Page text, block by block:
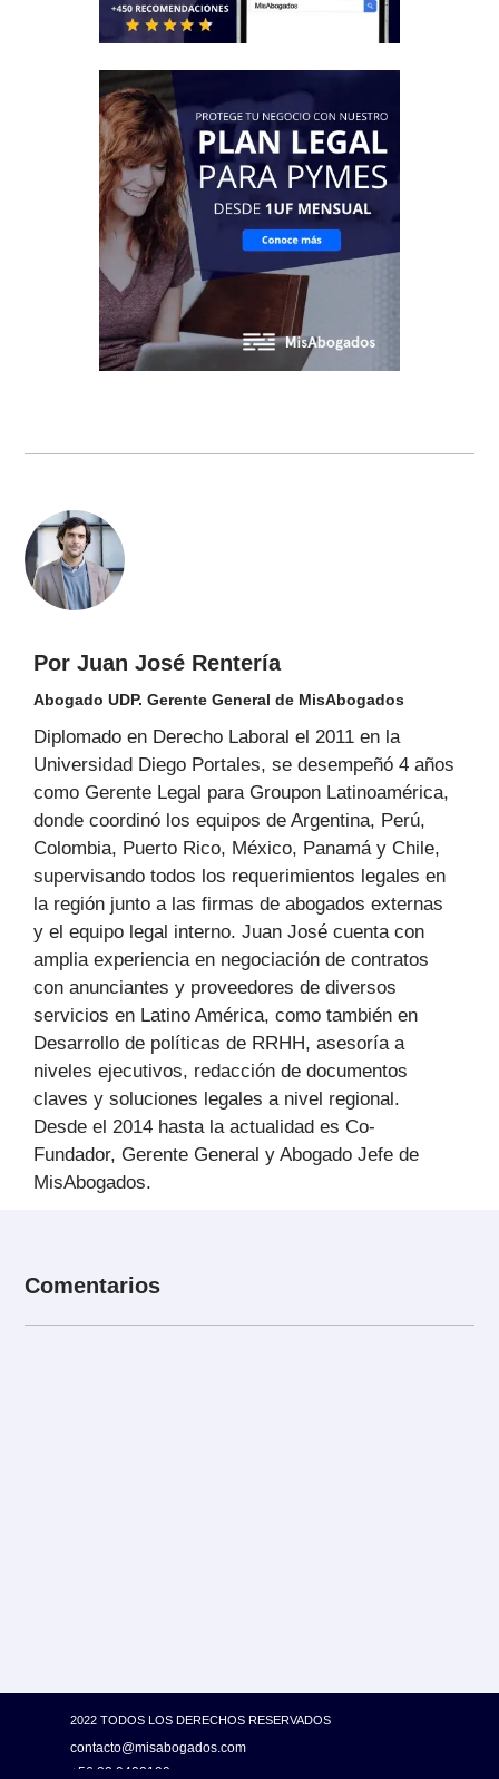
Por Juan José Rentería
Abogado UDP. Gerente General de MisAbogados
Diplomado en Derecho Laboral el 2011 en la
Universidad Diego Portales, se desempeñó 4 años
como Gerente Legal para Groupon Latinoamérica,
donde coordinó los equipos de Argentina, Perú,
Colombia, Puerto Rico, México, Panamá y Chile,
supervisando todos los requerimientos legales en
la región junto a las firmas de abogados externas
y el equipo legal interno. Juan José cuenta con
amplia experiencia en negociación de contratos
con anunciantes y proveedores de diversos
servicios en Latino América, como también en
Desarrollo de políticas de RRHH, asesoría a
niveles ejecutivos, redacción de documentos
claves y soluciones legales a nivel regional.
Desde el 2014 hasta la actualidad es Co-
Fundador, Gerente General y Abogado Jefe de
MisAbogados.
Comentarios